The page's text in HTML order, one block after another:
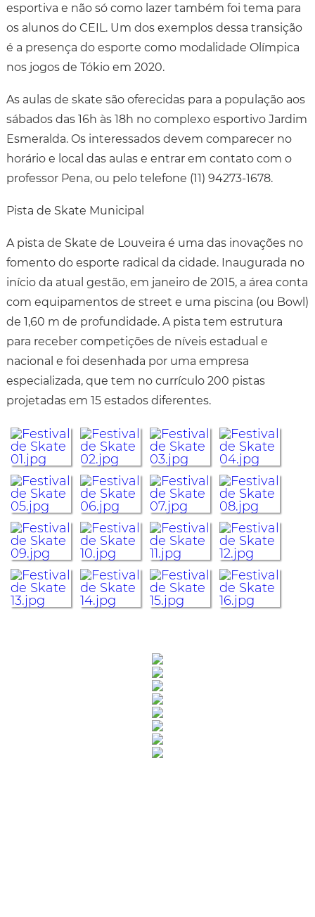
esportiva e não só como lazer também foi tema para
os alunos do CEIL. Um dos exemplos dessa transição
é a presença do esporte como modalidade Olímpica
nos jogos de Tókio em 2020.
As aulas de skate são oferecidas para a população aos
sábados das 16h às 18h no complexo esportivo Jardim
Esmeralda. Os interessados devem comparecer no
horário e local das aulas e entrar em contato com o
professor Pena, ou pelo telefone (11) 94273-1678.
Pista de Skate Municipal
A pista de Skate de Louveira é uma das inovações no
fomento do esporte radical da cidade. Inaugurada no
início da atual gestão, em janeiro de 2015, a área conta
com equipamentos de street e uma piscina (ou Bowl)
de 1,60 m de profundidade. A pista tem estrutura
para receber competições de níveis estadual e
nacional e foi desenhada por uma empresa
especializada, que tem no currículo 200 pistas
projetadas em 15 estados diferentes.